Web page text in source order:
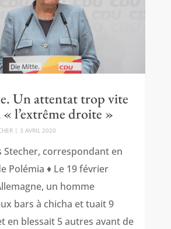
Un attentat trop vite
l’extrême droite »
| 3 AVRIL 2020
Stecher, correspondant en
Polémia ♦ Le 19 février
un homme
bars à chicha et tuait 9
en blessait 5 autres avant de